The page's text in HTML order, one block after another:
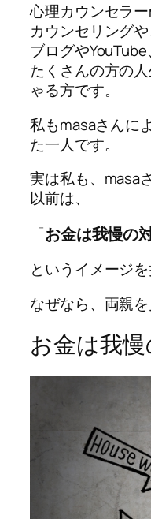
心理カウンセラー
カウンセリングや
ブログや
たくさんの方の
ゃる方です。
私もmasaさんに
た一人です。
実は私も、masa
以前は、
「お金は我慢の
というイメージを
なぜなら、両親を
お金は我慢